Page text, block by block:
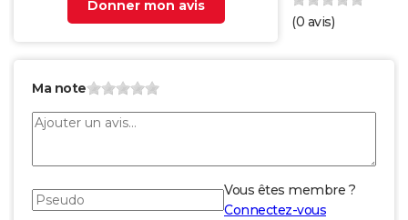
Donner mon avis
(0 avis)
Ma note
Vous êtes membre ?
Connectez-vous